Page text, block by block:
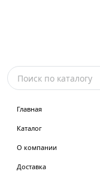
Главная
Каталог
О компании
Доставка